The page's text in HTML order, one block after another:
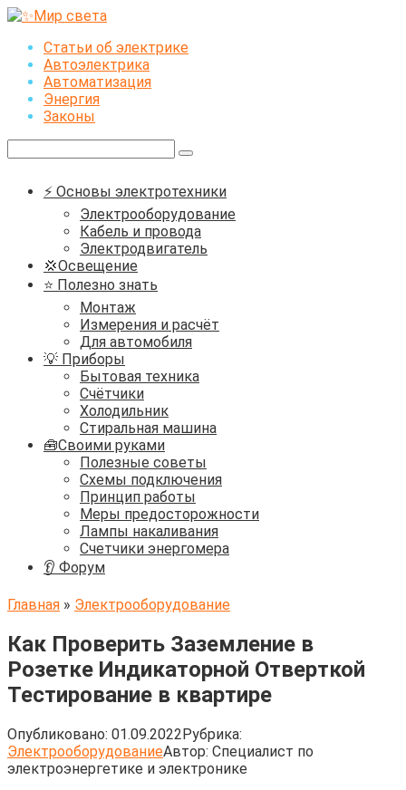
Перейти
контентуСтатьи об электрике
Автоэлектрика
Автоматизация
Энергия
Законы
⚡ Основы электротехники
Электрооборудование
Кабель и провода
Электродвигатель
💢Освещение
⭐ Полезно знать
Монтаж
Измерения и расчёт
Для автомобиля
💡 Приборы
Бытовая техника
Счётчики
Холодильник
Стиральная машина
🧰Своими руками
Полезные советы
Схемы подключения
Принцип работы
Меры предосторожности
Лампы накаливания
Счетчики энергомера
👂 Форум
Главная » Электрооборудование
Как Проверить Заземление в
Розетке Индикаторной Отверткой
Тестирование в квартире
Опубликовано: 01.09.2022Рубрика:
ЭлектрооборудованиеАвтор: Cпециалист по
электроэнергетике и электронике